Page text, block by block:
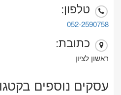
טלפון:
052-2590758
כתובת:
ראשון לציון
עסקים נוספים